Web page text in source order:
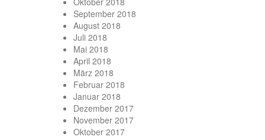
September 2018
August 2018
Juli 2018
Mai 2018
April 2018
März 2018
Februar 2018
Januar 2018
Dezember 2017
November 2017
Oktober 2017